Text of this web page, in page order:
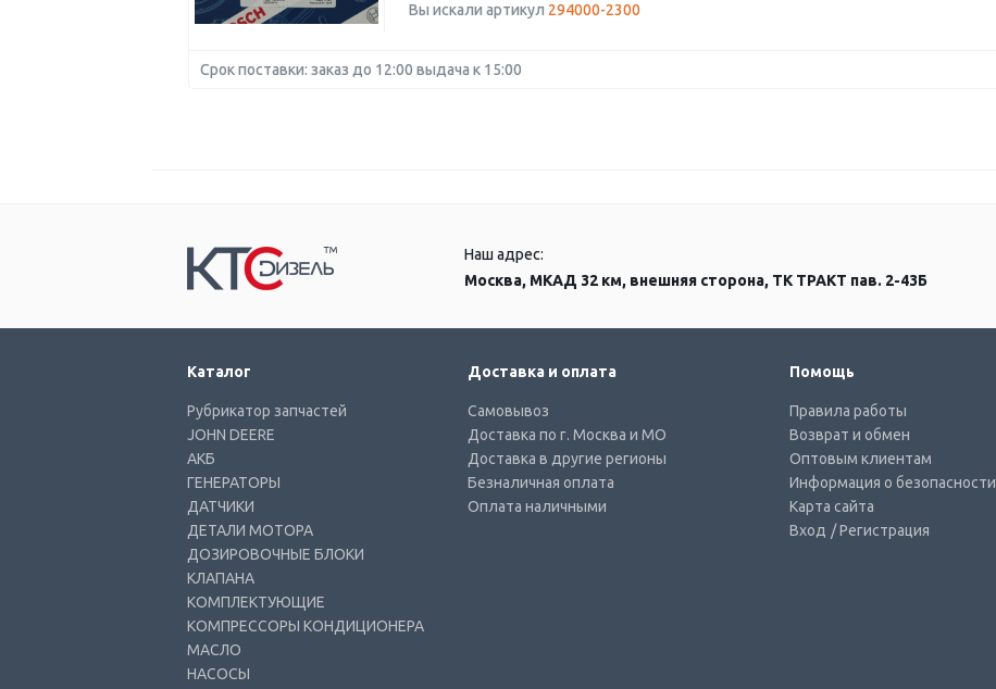
Вы искали артикул 294000-2300
Срок поставки: заказ до 12:00 выдача к 15:00
Наш адрес:
Москва, МКАД 32 км, внешняя сторона, ТК ТРАКТ пав. 2-43Б
Каталог
Рубрикатор запчастей
JOHN DEERE
АКБ
ГЕНЕРАТОРЫ
ДАТЧИКИ
ДЕТАЛИ МОТОРА
ДОЗИРОВОЧНЫЕ БЛОКИ
КЛАПАНА
КОМПЛЕКТУЮЩИЕ
КОМПРЕССОРЫ КОНДИЦИОНЕРА
МАСЛО
НАСОСЫ
Доставка и оплата
Самовывоз
Доставка по г. Москва и МО
Доставка в другие регионы
Безналичная оплата
Оплата наличными
Помощь
Правила работы
Возврат и обмен
Оптовым клиентам
Информация о безопасности
Карта сайта
Вход / Регистрация